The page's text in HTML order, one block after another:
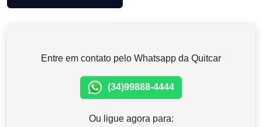
Entre em contato pelo Whatsapp da Quitcar
(34)99888-4444
Ou ligue agora para: